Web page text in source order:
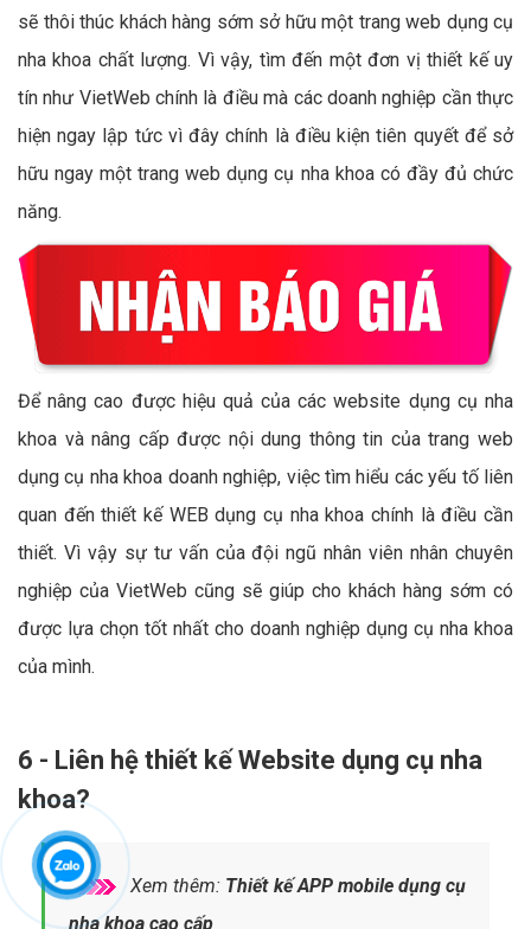
sẽ thôi thúc khách hàng sớm sở hữu một trang web dụng cụ
nha khoa chất lượng. Vì vậy, tìm đến một đơn vị thiết kế uy
tín như VietWeb chính là điều mà các doanh nghiệp cần thực
hiện ngay lập tức vì đây chính là điều kiện tiên quyết để sở
hữu ngay một trang web dụng cụ nha khoa có đầy đủ chức
năng.
Để nâng cao được hiệu quả của các website dụng cụ nha
khoa và nâng cấp được nội dung thông tin của trang web
dụng cụ nha khoa doanh nghiệp, việc tìm hiểu các yếu tố liên
quan đến thiết kế WEB dụng cụ nha khoa chính là điều cần
thiết. Vì vậy sự tư vấn của đội ngũ nhân viên nhân chuyên
nghiệp của VietWeb cũng sẽ giúp cho khách hàng sớm có
được lựa chọn tốt nhất cho doanh nghiệp dụng cụ nha khoa
của mình.
6 - Liên hệ thiết kế Website dụng cụ nha
khoa?
Xem thêm: Thiết kế APP mobile dụng cụ
nha khoa cao cấp